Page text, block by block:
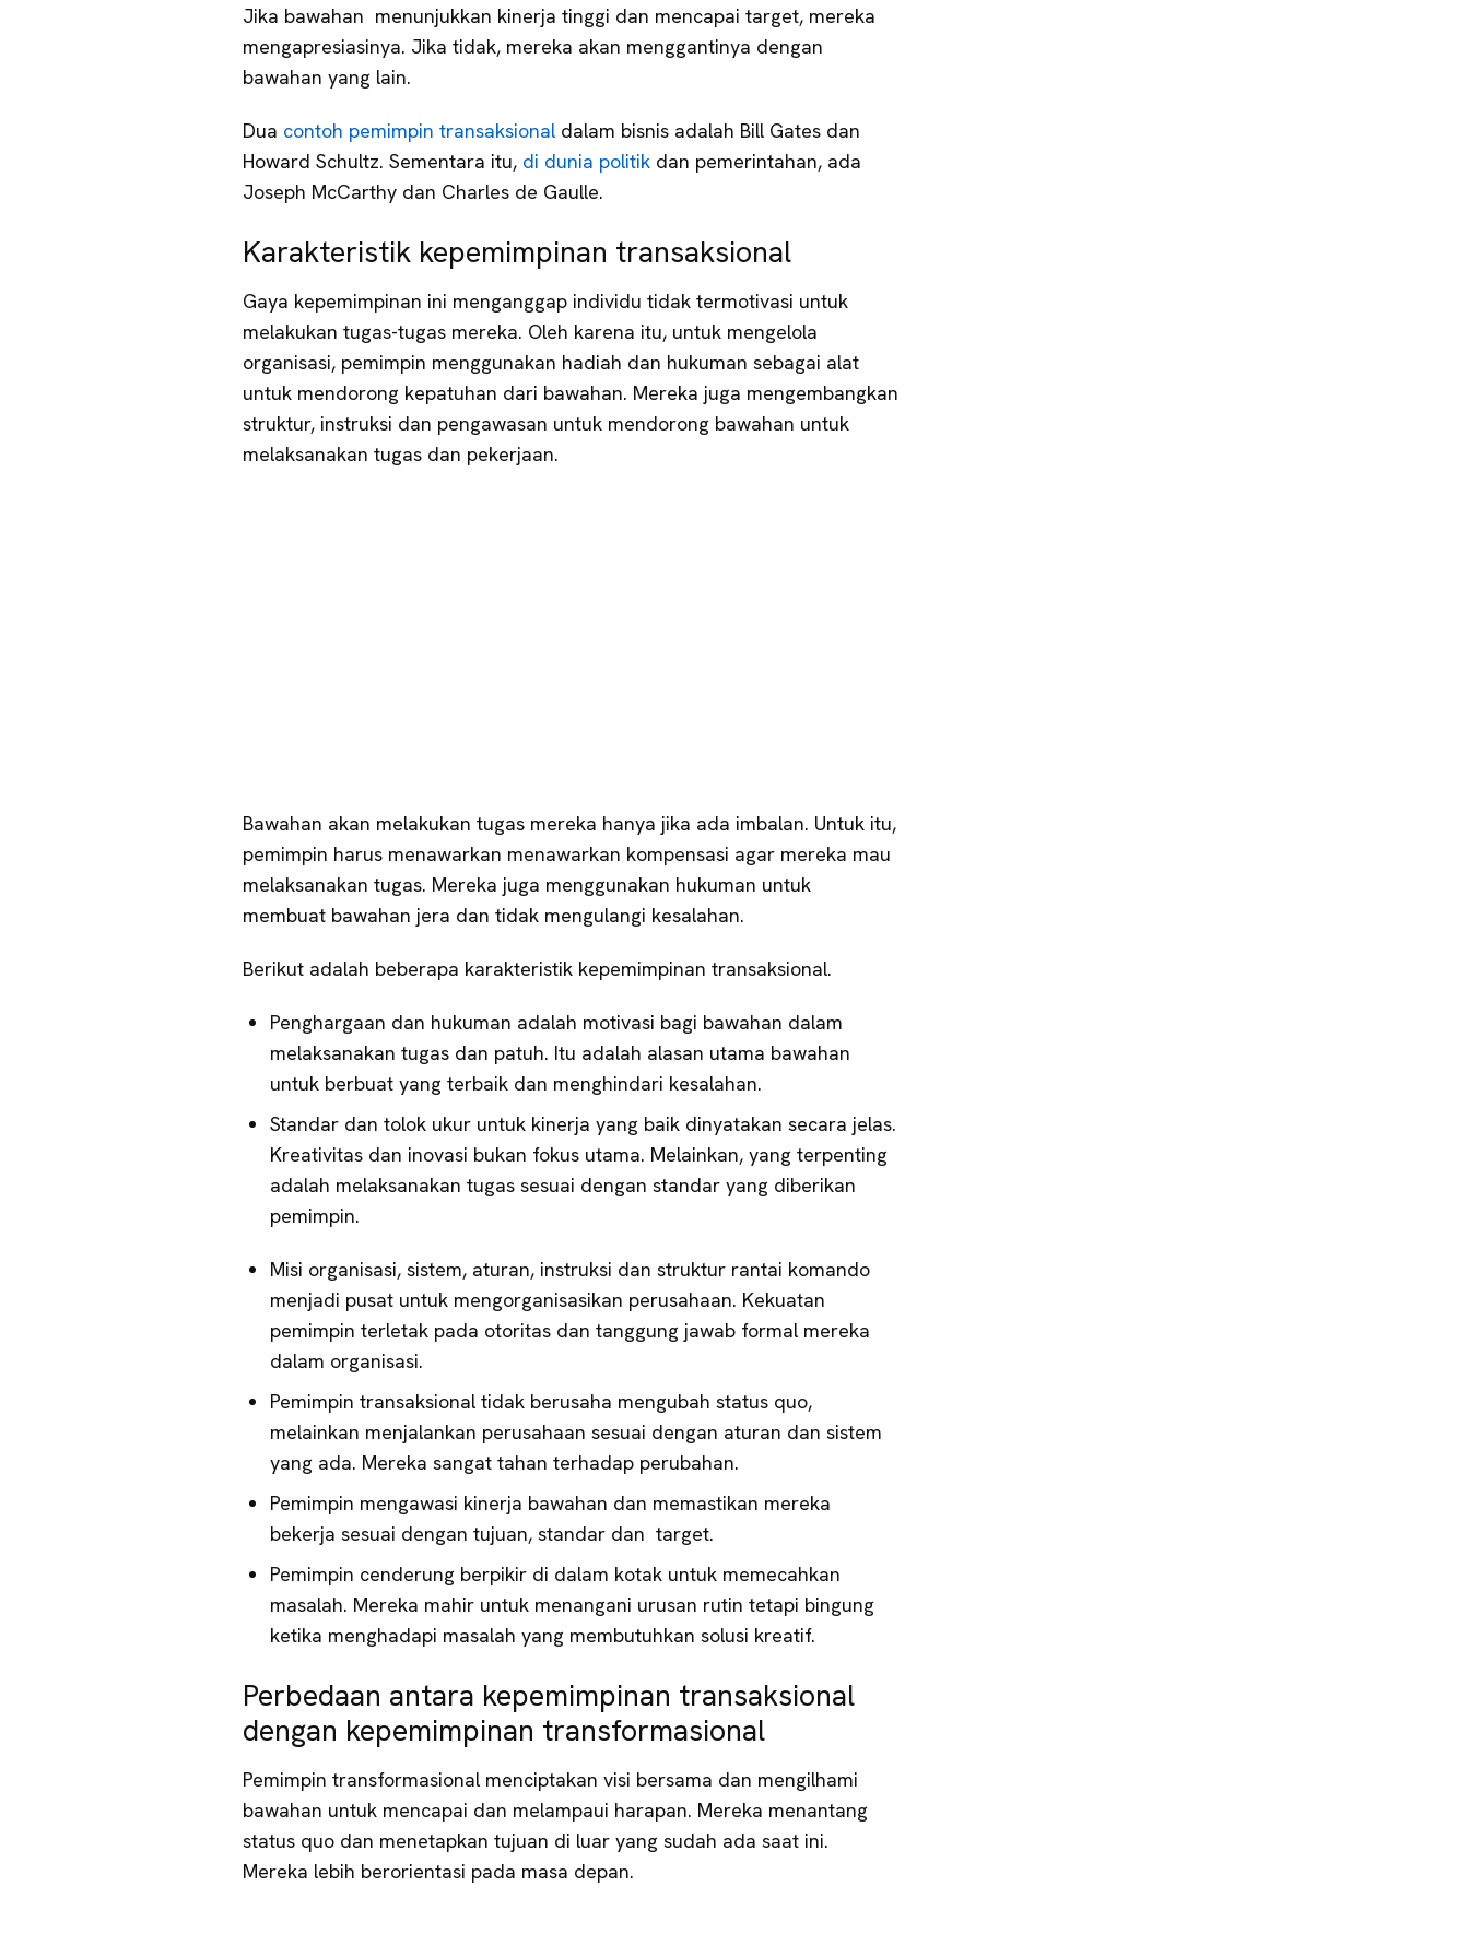
Jika bawahan menunjukkan kinerja tinggi dan mencapai target, mereka
mengapresiasinya. Jika tidak, mereka akan menggantinya dengan
bawahan yang lain.
Dua contoh pemimpin transaksional dalam bisnis adalah Bill Gates dan
Howard Schultz. Sementara itu, di dunia politik dan pemerintahan, ada
Joseph McCarthy dan Charles de Gaulle.
Karakteristik kepemimpinan transaksional
Gaya kepemimpinan ini menganggap individu tidak termotivasi untuk
melakukan tugas-tugas mereka. Oleh karena itu, untuk mengelola
organisasi, pemimpin menggunakan hadiah dan hukuman sebagai alat
untuk mendorong kepatuhan dari bawahan. Mereka juga mengembangkan
struktur, instruksi dan pengawasan untuk mendorong bawahan untuk
melaksanakan tugas dan pekerjaan.
Bawahan akan melakukan tugas mereka hanya jika ada imbalan. Untuk itu,
pemimpin harus menawarkan menawarkan kompensasi agar mereka mau
melaksanakan tugas. Mereka juga menggunakan hukuman untuk
membuat bawahan jera dan tidak mengulangi kesalahan.
Berikut adalah beberapa karakteristik kepemimpinan transaksional.
Penghargaan dan hukuman adalah motivasi bagi bawahan dalam
melaksanakan tugas dan patuh. Itu adalah alasan utama bawahan
untuk berbuat yang terbaik dan menghindari kesalahan.
Standar dan tolok ukur untuk kinerja yang baik dinyatakan secara jelas.
Kreativitas dan inovasi bukan fokus utama. Melainkan, yang terpenting
adalah melaksanakan tugas sesuai dengan standar yang diberikan
pemimpin.
Misi organisasi, sistem, aturan, instruksi dan struktur rantai komando
menjadi pusat untuk mengorganisasikan perusahaan. Kekuatan
pemimpin terletak pada otoritas dan tanggung jawab formal mereka
dalam organisasi.
Pemimpin transaksional tidak berusaha mengubah status quo,
melainkan menjalankan perusahaan sesuai dengan aturan dan sistem
yang ada. Mereka sangat tahan terhadap perubahan.
Pemimpin mengawasi kinerja bawahan dan memastikan mereka
bekerja sesuai dengan tujuan, standar dan target.
Pemimpin cenderung berpikir di dalam kotak untuk memecahkan
masalah. Mereka mahir untuk menangani urusan rutin tetapi bingung
ketika menghadapi masalah yang membutuhkan solusi kreatif.
Perbedaan antara kepemimpinan transaksional
dengan kepemimpinan transformasional
Pemimpin transformasional menciptakan visi bersama dan mengilhami
bawahan untuk mencapai dan melampaui harapan. Mereka menantang
status quo dan menetapkan tujuan di luar yang sudah ada saat ini.
Mereka lebih berorientasi pada masa depan.